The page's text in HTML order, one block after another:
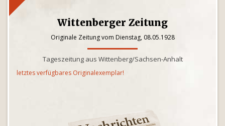
Wittenberger Zeitung
Originale Zeitung vom Dienstag, 08.05.1928
Tageszeitung aus Wittenberg/Sachsen-Anhalt
letztes verfügbares Originalexemplar!